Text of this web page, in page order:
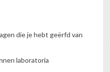
die je hebt geërfd van
laboratoria